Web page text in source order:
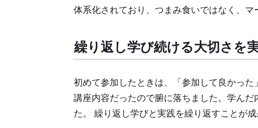
体系化されており、つまみ食いではなく、
繰り返し学び続ける大切さを
初めて参加したときは、「参加して良かっ
講座内容だったので腑に落ちました。学ん
た。 繰り返し学びと実践を繰り返すことが